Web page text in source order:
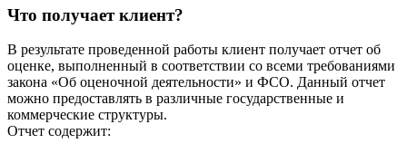
Что получает клиент?
В результате проведенной работы клиент получает отчет об
оценке, выполненный в соответствии со всеми требованиями
закона «Об оценочной деятельности» и ФСО. Данный отчет
можно предоставлять в различные государственные и
коммерческие структуры.
Отчет содержит: